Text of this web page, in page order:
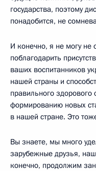
государства, поэтому
понадобится, не
И конечно, я не могу не
поблагодарить
ваших воспитанников
нашей страны и
правильного
формированию новых
в нашей стране. Это
Вы знаете, мы много
зарубежные друзья,
конечно, продолжим